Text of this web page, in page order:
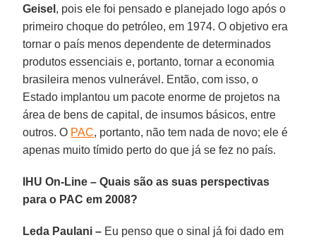
Geisel , pois ele foi pensado e planejado logo após o
primeiro choque do petróleo, em 1974. O objetivo era
tornar o país menos dependente de determinados
produtos essenciais e, portanto, tornar a economia
brasileira menos vulnerável. Então, com isso, o
Estado implantou um pacote enorme de projetos na
área de bens de capital, de insumos básicos, entre
outros. O PAC, portanto, não tem nada de novo; ele é
apenas muito tímido perto do que já se fez no país.
IHU On-Line – Quais são as suas perspectivas
para o PAC em 2008?
Leda Paulani – Eu penso que o sinal já foi dado em